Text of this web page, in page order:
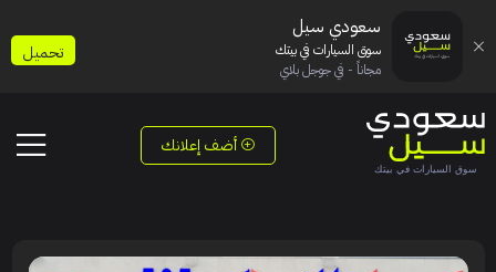
أضف إعلانك
سعودي سيل
سوق السيارات في بيتك
مجاناً - في جوجل بلاي
تحميل